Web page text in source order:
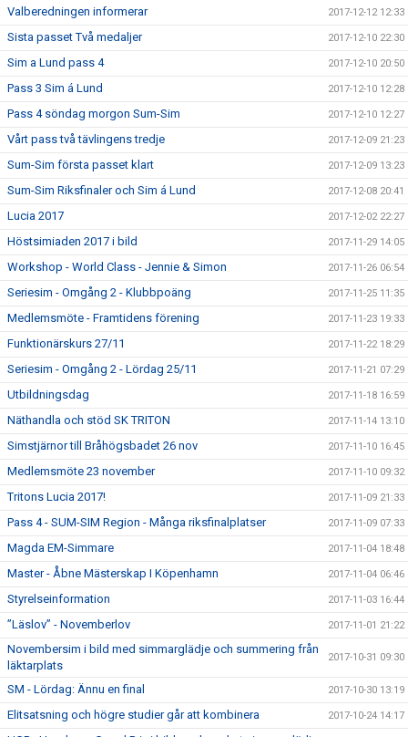
Valberedningen informerar 2017-12-12 12:33
Sista passet Två medaljer 2017-12-10 22:30
Sim a Lund pass 4 2017-12-10 20:50
Pass 3 Sim á Lund 2017-12-10 12:28
Pass 4 söndag morgon Sum-Sim 2017-12-10 12:27
Vårt pass två tävlingens tredje 2017-12-09 21:23
Sum-Sim första passet klart 2017-12-09 13:23
Sum-Sim Riksfinaler och Sim á Lund 2017-12-08 20:41
Lucia 2017 2017-12-02 22:27
Höstsimiaden 2017 i bild 2017-11-29 14:05
Workshop - World Class - Jennie & Simon 2017-11-26 06:54
Seriesim - Omgång 2 - Klubbpoäng 2017-11-25 11:35
Medlemsmöte - Framtidens förening 2017-11-23 19:33
Funktionärskurs 27/11 2017-11-22 18:29
Seriesim - Omgång 2 - Lördag 25/11 2017-11-21 07:29
Utbildningsdag 2017-11-18 16:59
Näthandla och stöd SK TRITON 2017-11-14 13:10
Simstjärnor till Bråhögsbadet 26 nov 2017-11-10 16:45
Medlemsmöte 23 november 2017-11-10 09:32
Tritons Lucia 2017! 2017-11-09 21:33
Pass 4 - SUM-SIM Region - Många riksfinalplatser 2017-11-09 07:33
Magda EM-Simmare 2017-11-04 18:48
Master - Åbne Mästerskap I Köpenhamn 2017-11-04 06:46
Styrelseinformation 2017-11-03 16:44
”Läslov” - Novemberlov 2017-11-01 21:22
Novembersim i bild med simmarglädje och summering från
läktarplats
2017-10-31 09:30
SM - Lördag: Ännu en final 2017-10-30 13:19
Elitsatsning och högre studier går att kombinera 2017-10-24 14:17